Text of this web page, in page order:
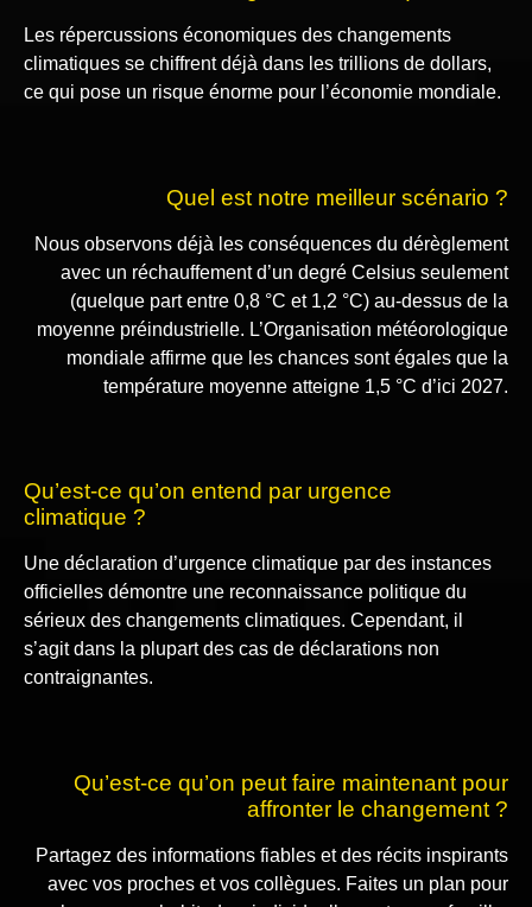
Les répercussions économiques des changements
climatiques se chiffrent déjà dans les trillions de dollars,
ce qui pose un risque énorme pour l’économie mondiale.
Quel est notre meilleur scénario ?
Nous observons déjà les conséquences du dérèglement
avec un réchauffement d’un degré Celsius seulement
(quelque part entre 0,8 °C et 1,2 °C) au-dessus de la
moyenne préindustrielle. L’Organisation météorologique
mondiale affirme que les chances sont égales que la
température moyenne atteigne 1,5 °C d’ici 2027.
Qu’est-ce qu’on entend par urgence
climatique ?
Une déclaration d’urgence climatique par des instances
officielles démontre une reconnaissance politique du
sérieux des changements climatiques. Cependant, il
s’agit dans la plupart des cas de déclarations non
contraignantes.
Qu’est-ce qu’on peut faire maintenant pour
affronter le changement ?
Partagez des informations fiables et des récits inspirants
avec vos proches et vos collègues. Faites un plan pour